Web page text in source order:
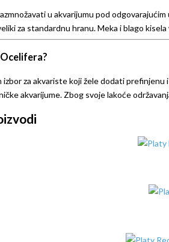
u akvarijumu pod
za standardnu hranu. Meka i blago
izbor za akvariste koji žele dodati
akvarijume. Zbog svoje lakoće